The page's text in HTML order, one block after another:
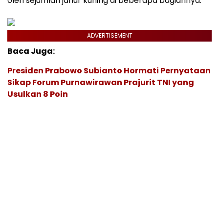
ADVERTISEMENT
Baca Juga:
Presiden Prabowo Subianto Hormati Pernyataan
Sikap Forum Purnawirawan Prajurit TNI yang
Usulkan 8 Poin